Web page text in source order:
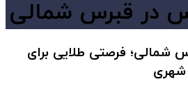
در قبرس شمالی
شمالی؛ فرصتی طلایی برای
شهری